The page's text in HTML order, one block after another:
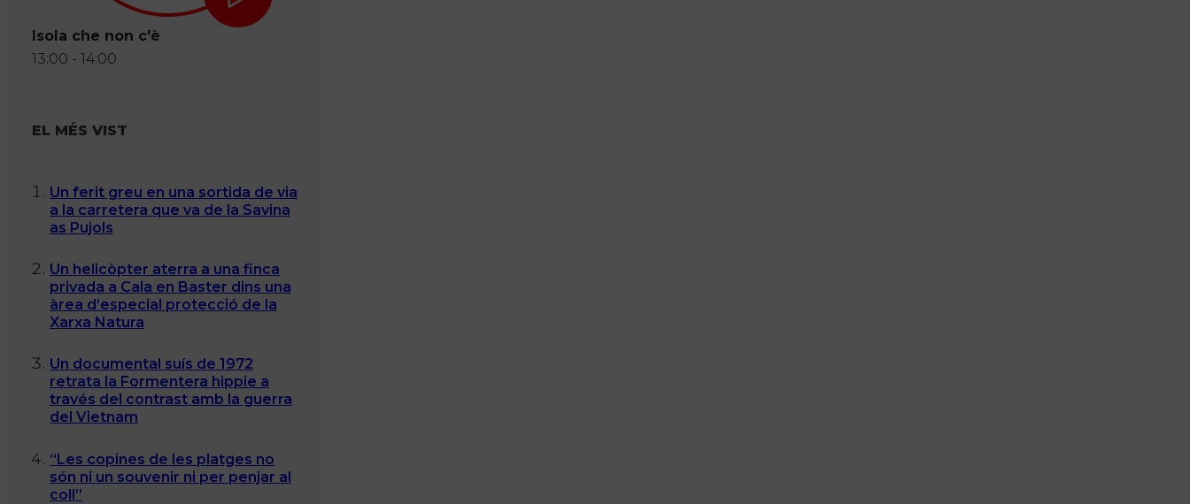
Isola che non c'è
13:00 - 14:00
EL MÉS VIST
Un ferit greu en una sortida de via
a la carretera que va de la Savina
as Pujols
Un helicòpter aterra a una finca
privada a Cala en Baster dins una
àrea d’especial protecció de la
Xarxa Natura
Un documental suís de 1972
retrata la Formentera hippie a
través del contrast amb la guerra
del Vietnam
“Les copines de les platges no
són ni un souvenir ni per penjar al
coll”